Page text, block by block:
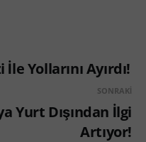
Yollarını Ayırdı!
SONRAKI
Yurt Dışından İlgi
Artıyor!